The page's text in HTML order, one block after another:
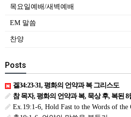
목요일예배/새벽예배
EM 말씀
찬양
Posts
겔34:23-31, 평화의 언약과 복 그리스도
참 목자, 평화의 언약과 복, 묵상 후, 복된 8월 맞이하세요(생삶
Ex.19:1-6, Hold Fast to the Words of the